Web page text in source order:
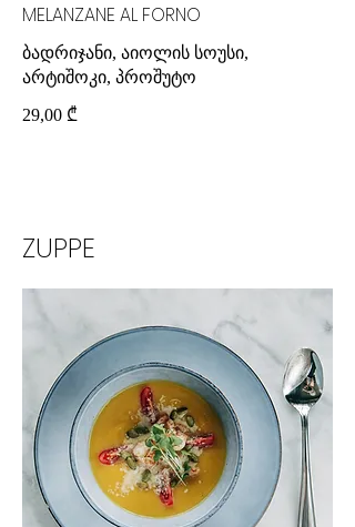
MELANZANE AL FORNO
ბადრიჯანი, აიოლის სოუსი,
29,00 ₾
ZUPPE